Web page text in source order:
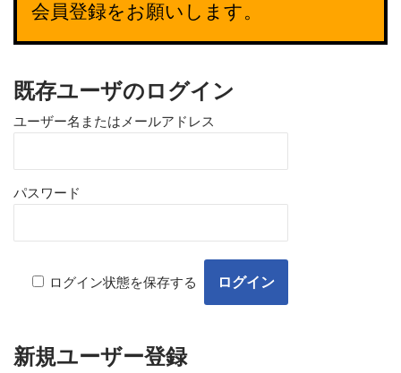
会員登録をお願いします。
既存ユーザのログイン
ユーザー名またはメールアドレス
パスワード
ログイン状態を保存する
新規ユーザー登録